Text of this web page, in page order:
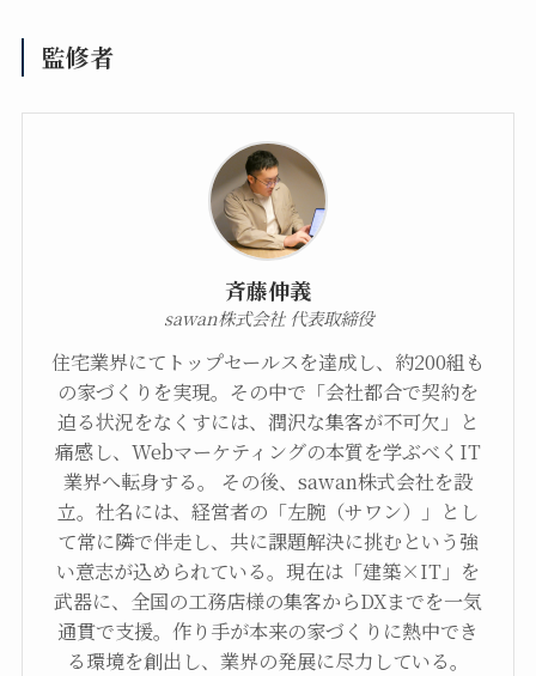
監修者
斉藤伸義
sawan株式会社 代表取締役
住宅業界にてトップセールスを達成し、約200組も
の家づくりを実現。その中で「会社都合で契約を
迫る状況をなくすには、潤沢な集客が不可欠」と
痛感し、Webマーケティングの本質を学ぶべくIT
業界へ転身する。 その後、sawan株式会社を設
立。社名には、経営者の「左腕（サワン）」とし
て常に隣で伴走し、共に課題解決に挑むという強
い意志が込められている。現在は「建築×IT」を
武器に、全国の工務店様の集客からDXまでを一気
通貫で支援。作り手が本来の家づくりに熱中でき
る環境を創出し、業界の発展に尽力している。